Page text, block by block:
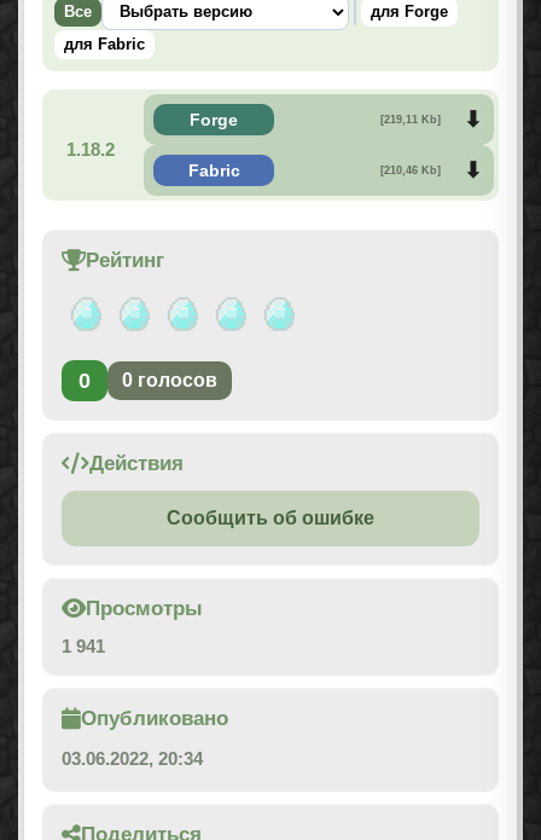
Все
для Forge
для Fabric
1.18.2
Forge [219,11 Kb]
Fabric [210,46 Kb]
Рейтинг
0 0 голосов
Действия
Сообщить об ошибке
Просмотры
1 941
Опубликовано
03.06.2022, 20:34
Поделиться